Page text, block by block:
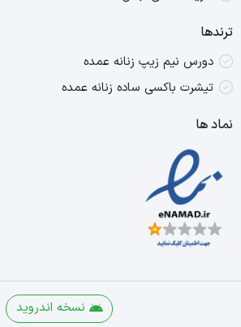
ترندها
دورس نیم زیپ زنانه عمده
تیشرت باکسی ساده زنانه عمده
نماد ها
نسخه اندروید